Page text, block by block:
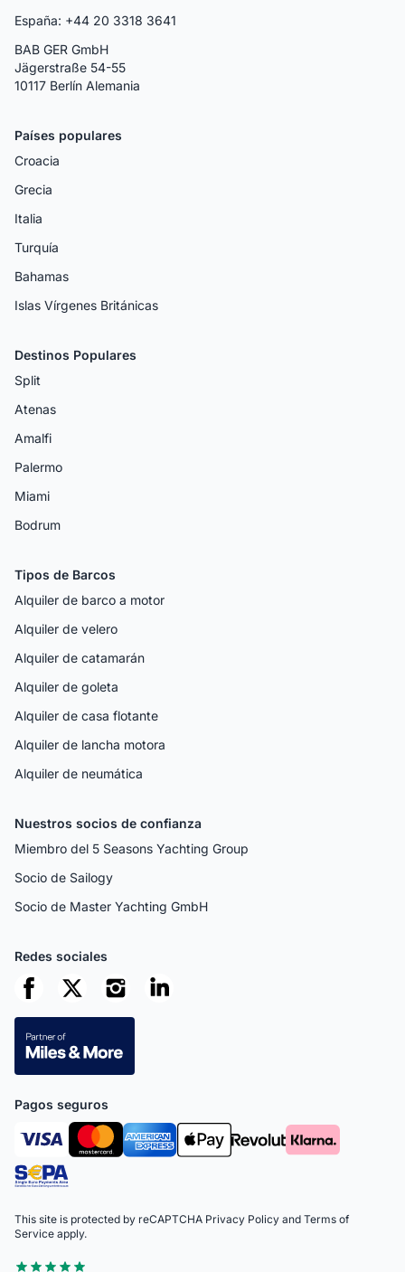
España: +44 20 3318 3641
BAB GER GmbH
Jägerstraße 54-55
10117 Berlín Alemania
Países populares
Croacia
Grecia
Italia
Turquía
Bahamas
Islas Vírgenes Británicas
Destinos Populares
Split
Atenas
Amalfi
Palermo
Miami
Bodrum
Tipos de Barcos
Alquiler de barco a motor
Alquiler de velero
Alquiler de catamarán
Alquiler de goleta
Alquiler de casa flotante
Alquiler de lancha motora
Alquiler de neumática
Nuestros socios de confianza
Miembro del 5 Seasons Yachting Group
Socio de Sailogy
Socio de Master Yachting GmbH
Redes sociales
Pagos seguros
This site is protected by reCAPTCHA Privacy Policy and Terms of
Service apply.